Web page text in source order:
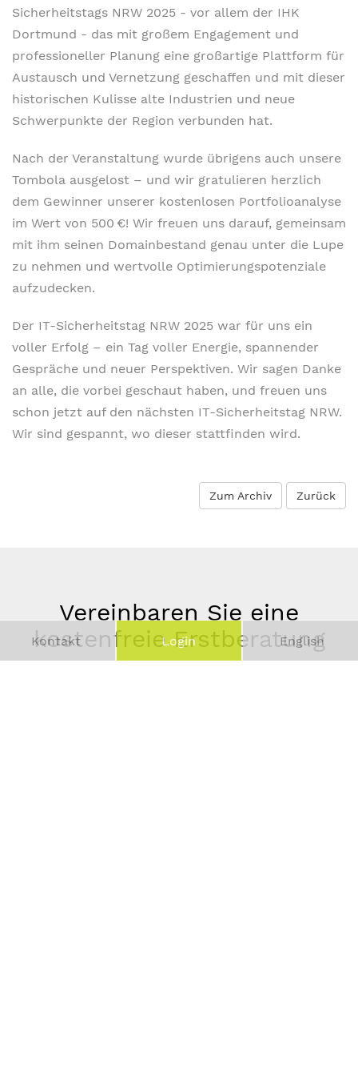
Sicherheitstags NRW 2025 - vor allem der IHK
Dortmund - das mit großem Engagement und
professioneller Planung eine großartige Plattform für
Austausch und Vernetzung geschaffen und mit dieser
historischen Kulisse alte Industrien und neue
Schwerpunkte der Region verbunden hat.
Nach der Veranstaltung wurde übrigens auch unsere
Tombola ausgelost – und wir gratulieren herzlich
dem Gewinner unserer kostenlosen Portfolioanalyse
im Wert von 500 €! Wir freuen uns darauf, gemeinsam
mit ihm seinen Domainbestand genau unter die Lupe
zu nehmen und wertvolle Optimierungspotenziale
aufzudecken.
Der IT-Sicherheitstag NRW 2025 war für uns ein
voller Erfolg – ein Tag voller Energie, spannender
Gespräche und neuer Perspektiven. Wir sagen Danke
an alle, die vorbei geschaut haben, und freuen uns
schon jetzt auf den nächsten IT-Sicherheitstag NRW.
Wir sind gespannt, wo dieser stattfinden wird.
Zum Archiv Zurück
Vereinbaren Sie eine
kostenfreie Erstberatung
Kontakt Login English